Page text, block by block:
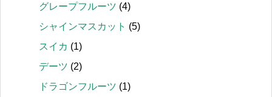
グレープフルーツ (4)
シャインマスカット (5)
スイカ (1)
デーツ (2)
ドラゴンフルーツ (1)